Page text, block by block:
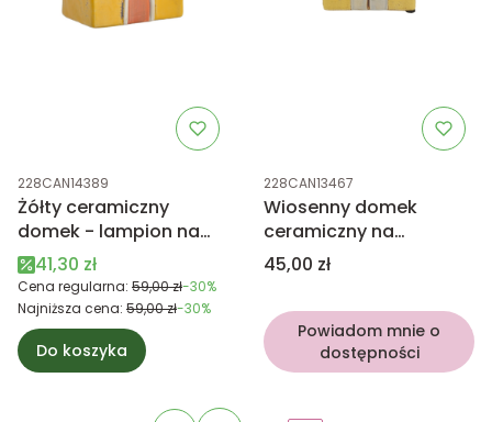
Kod produktu
228CAN14389
Żółty ceramiczny
domek - lampion na
świeczkę
Cena promocyjna
41,30 zł
Cena regularna: 59,00 zł-30%
Najniższa cena: 59,00 zł-30%
Do koszyka
Kod produktu
228CAN13467
Wiosenny domek
ceramiczny na
świeczkę tealight
Cena
45,00 zł
Powiadom mnie o
dostępności